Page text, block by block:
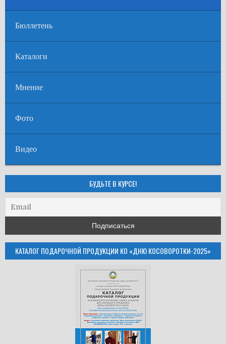
Бюллетень
Каталоги
Мнение
Фото
Видео
БУДЬТЕ В КУРСЕ!
КАТАЛОГ ПОДАРОЧНОЙ ПРОДУКЦИИ КО «ДНЮ КОСОВОРОТКИ-2025»